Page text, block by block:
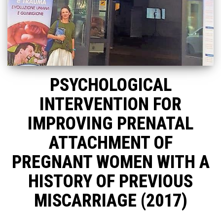
PSYCHOLOGICAL
INTERVENTION FOR
IMPROVING PRENATAL
ATTACHMENT OF
PREGNANT WOMEN WITH A
HISTORY OF PREVIOUS
MISCARRIAGE (2017)